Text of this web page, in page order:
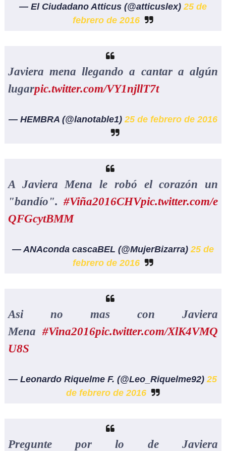
— El Ciudadano Atticus (@atticuslex)25 de
febrero de 2016
Javiera mena llegando a cantar a algún
lugarpic.twitter.com/VY1njllT7t
— HEMBRA (@lanotable1)25 de febrero de 2016
A Javiera Mena le robó el corazón un
"bandío".#Viña2016CHVpic.twitter.com/e
QFGcytBMM
— ANAconda cascaBEL (@MujerBizarra)25 de
febrero de 2016
Asi no mas con Javiera
Mena#Vina2016pic.twitter.com/XlK4VMQ
U8S
— Leonardo Riquelme F. (@Leo_Riquelme92)25
de febrero de 2016
Pregunte por lo de Javiera